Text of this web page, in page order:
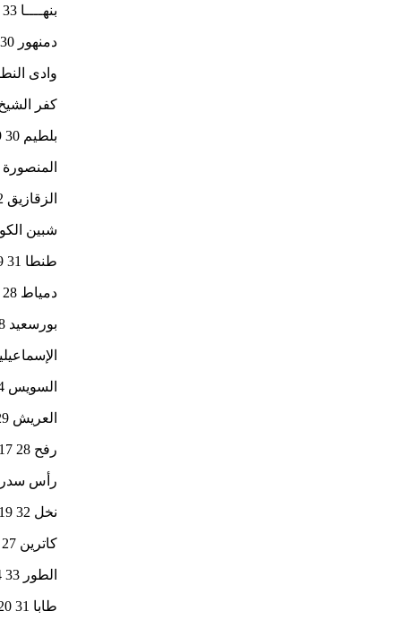
بنهــــا 33 20
دمنهور 30 19
وادى
كفر الشيخ 31
بلطيم 30 19
المنصورة 31 18
الزقازيق 32 19
شبين الكوم
طنطا 31 19
دمياط 28 20
بورسعيد 28 22
الإسماعيلية
السويس 34 19
العريش 29 18
رفح 28 17
رأس سدر 34
نخل 32 19
كاترين 27 15
الطور 33 24
طابا 31 20